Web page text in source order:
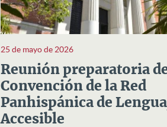
25 de mayo de 2026
Reunión preparatoria
Convención de la Red
Panhispánica de
Accesible